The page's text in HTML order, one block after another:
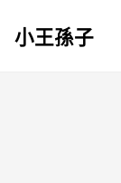
小王孫子